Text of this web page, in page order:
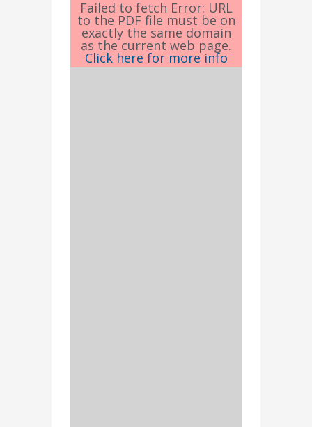
Failed to fetch Error: URL
to the PDF file must be on
exactly the same domain
as the current web page.
Click here for more info